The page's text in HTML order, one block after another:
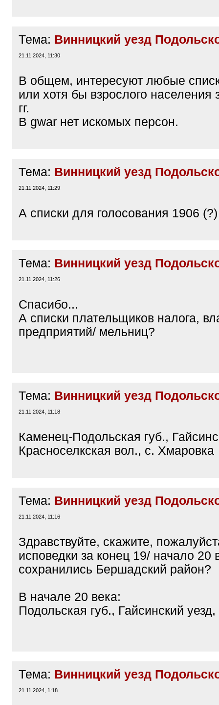
Тема: Винницкий уезд
21.11.2024, 11:30
В общем, интересуют любые
или хотя бы взрослого населения
гг.
В gwar нет искомых персон.
Тема: Винницкий уезд
21.11.2024, 11:29
А списки для голосования 1906
Тема: Винницкий уезд
21.11.2024, 11:26
Спасибо...
А списки плательщиков налога,
предприятий/ мельниц?
Тема: Винницкий уезд
21.11.2024, 11:18
Каменец-Подольская губ.,
Красноселкская вол., с. Хмаровка
Тема: Винницкий уезд
21.11.2024, 11:16
Здравствуйте, скажите,
исповедки за конец 19/ начало 20
сохранились Бершадский район?
В начале 20 века:
Подольская губ., Гайсинский
Тема: Винницкий уезд
21.11.2024, 1:18